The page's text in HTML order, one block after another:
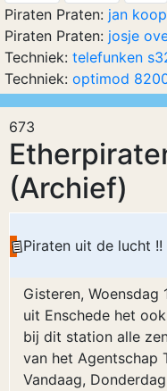
673
(Archief)
Piraten uit de lucht !!
Gisteren,
uit Enschede het
bij dit station alle
van het Agentschap
Vandaag,
Piraten Praten: jan
Piraten Praten: josje
Techniek: telefunken
Techniek: optimod